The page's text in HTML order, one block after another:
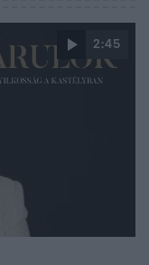
2:45